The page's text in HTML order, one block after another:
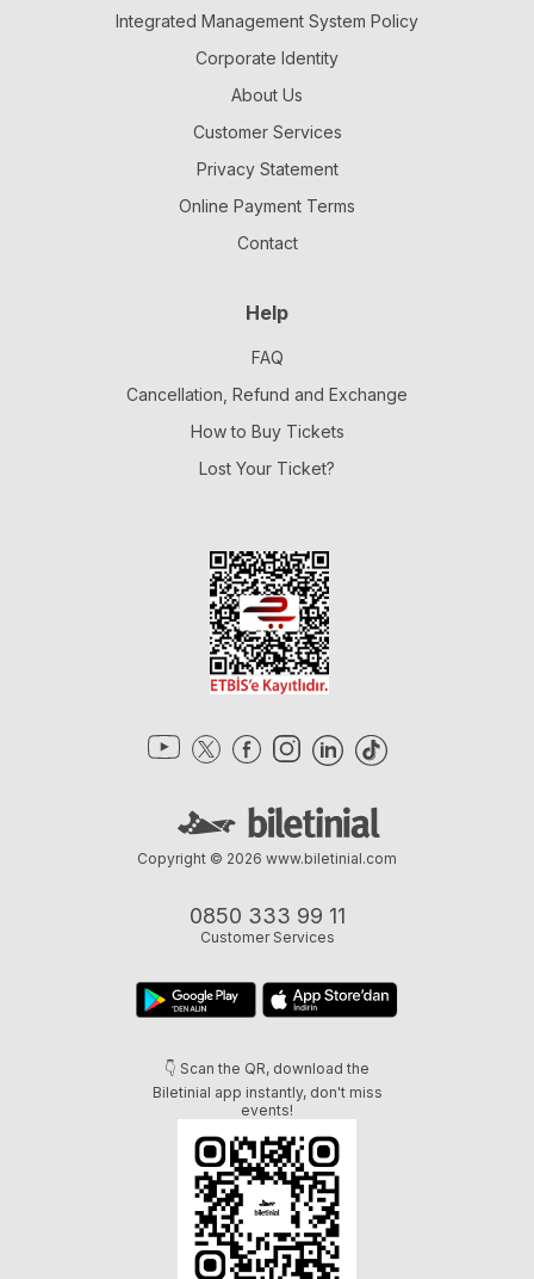
Integrated Management System Policy
Corporate Identity
About Us
Customer Services
Privacy Statement
Online Payment Terms
Contact
Help
FAQ
Cancellation, Refund and Exchange
How to Buy Tickets
Lost Your Ticket?
0850 333 99 11
Customer Services
👇 Scan the QR, download the
Biletinial app instantly, don't miss
events!
Copyright © 2026 www.biletinial.com